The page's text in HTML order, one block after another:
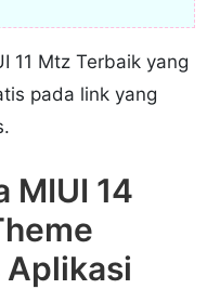
11 Mtz Terbaik yang
pada link yang
MIUI 14
Aplikasi